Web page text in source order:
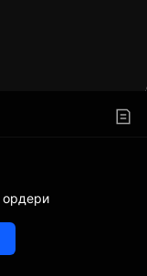
ордери